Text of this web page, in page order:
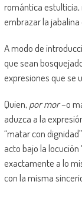
romántica
embrazar la
A modo de
que sean
expresiones que se
Quien, por mor–o
aduzca a la
“matar con
acto bajo la
exactamente a lo
con la misma